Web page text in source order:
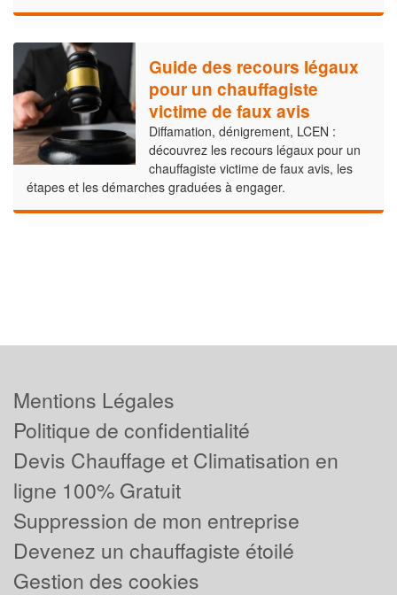
Guide des recours légaux
pour un chauffagiste
victime de faux avis
Diffamation, dénigrement, LCEN :
découvrez les recours légaux pour un
chauffagiste victime de faux avis, les
étapes et les démarches graduées à engager.
Mentions Légales
Politique de confidentialité
Devis Chauffage et Climatisation en
ligne 100% Gratuit
Suppression de mon entreprise
Devenez un chauffagiste étoilé
Gestion des cookies